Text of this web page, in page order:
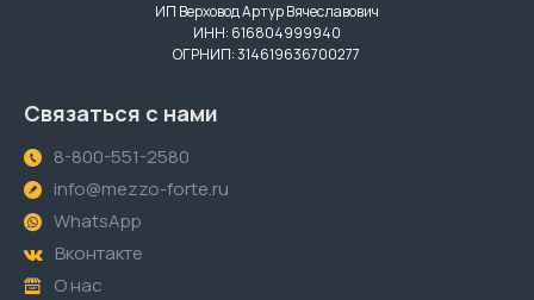
ИП Верховод Артур Вячеславович
ИНН: 616804999940
ОГРНИП: 314619636700277
Связаться с нами
8-800-551-2580
info@mezzo-forte.ru
WhatsApp
Вконтакте
О нас